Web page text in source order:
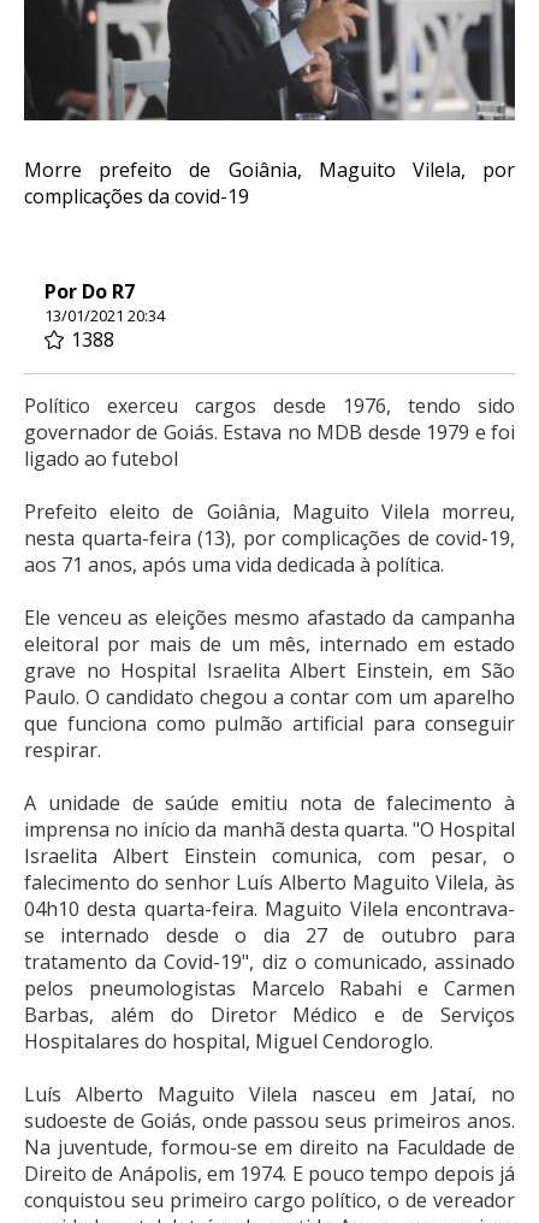
Morre prefeito de Goiânia, Maguito Vilela, por
complicações da covid-19
Por Do R7
13/01/2021 20:34
1388
Político exerceu cargos desde 1976, tendo sido
governador de Goiás. Estava no MDB desde 1979 e foi
ligado ao futebol
Prefeito eleito de Goiânia, Maguito Vilela morreu,
nesta quarta-feira (13), por complicações de covid-19,
aos 71 anos, após uma vida dedicada à política.
Ele venceu as eleições mesmo afastado da campanha
eleitoral por mais de um mês, internado em estado
grave no Hospital Israelita Albert Einstein, em São
Paulo. O candidato chegou a contar com um aparelho
que funciona como pulmão artificial para conseguir
respirar.
A unidade de saúde emitiu nota de falecimento à
imprensa no início da manhã desta quarta. "O Hospital
Israelita Albert Einstein comunica, com pesar, o
falecimento do senhor Luís Alberto Maguito Vilela, às
04h10 desta quarta-feira. Maguito Vilela encontrava-
se internado desde o dia 27 de outubro para
tratamento da Covid-19", diz o comunicado, assinado
pelos pneumologistas Marcelo Rabahi e Carmen
Barbas, além do Diretor Médico e de Serviços
Hospitalares do hospital, Miguel Cendoroglo.
Luís Alberto Maguito Vilela nasceu em Jataí, no
sudoeste de Goiás, onde passou seus primeiros anos.
Na juventude, formou-se em direito na Faculdade de
Direito de Anápolis, em 1974. E pouco tempo depois já
conquistou seu primeiro cargo político, o de vereador